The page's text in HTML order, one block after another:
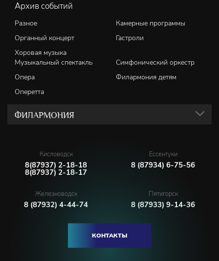
Архив событий
Разное
Камерные программы
Органный концерт
Гастроли
Хоровая музыка
Музыкальный спектакль
Симфонический оркестр
Опера
Филармония детям
Оперетта
ФИЛАРМОНИЯ
Кисловодск
8(87937) 2-18-18
8(87937) 2-18-17
Ессентуки
8 (87934) 6-75-56
Железноводск
8 (87932) 4-44-74
Пятигорск
8 (87933) 9-14-36
КОНТАКТЫ